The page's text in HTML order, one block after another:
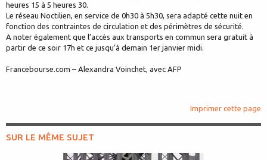
heures 15 à 5 heures 30.
Le réseau Noctilien, en service de 0h30 à 5h30, sera adapté cette nuit en
fonction des contraintes de circulation et des périmètres de sécurité.
A noter également que l’accès aux transports en commun sera gratuit à
partir de ce soir 17h et ce jusqu’à demain 1er janvier midi.
Francebourse.com – Alexandra Voinchet, avec AFP
Imprimer cette page
SUR LE MÊME SUJET